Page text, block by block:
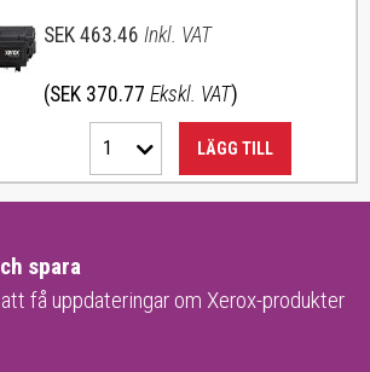
SEK 463.46 Inkl. VAT
(SEK 370.77 Ekskl. VAT)
1 LÄGG TILL
spara
få uppdateringar om Xerox-produkter